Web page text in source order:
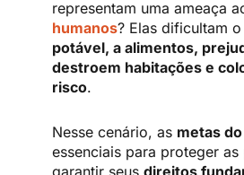
representam uma ameaça
humanos? Elas dificultam
potável, a alimentos,
destroem habitações e
risco.
Nesse cenário, as metas do
essenciais para proteger as
garantir seusdireitos